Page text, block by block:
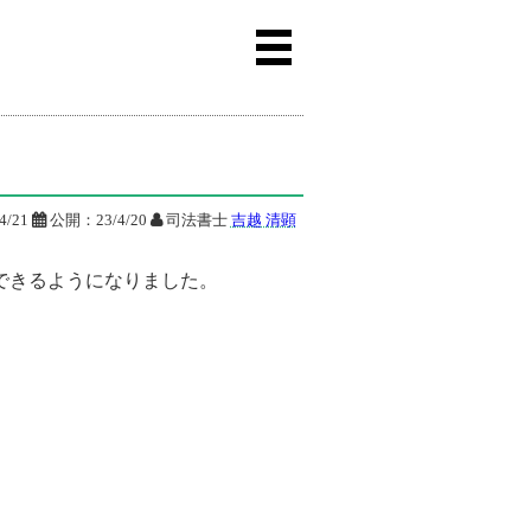
21 公開： 23/4/20 司法書士 吉越 清顕
るようになりました。